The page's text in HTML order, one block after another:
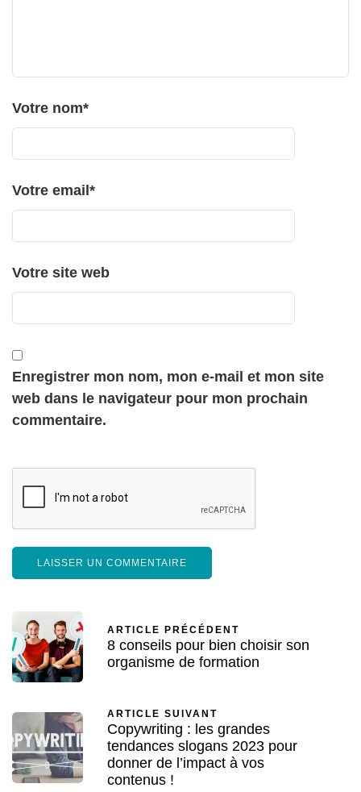
Votre nom*
Votre email*
Votre site web
Enregistrer mon nom, mon e-mail et mon site
web dans le navigateur pour mon prochain
commentaire.
ARTICLE PRÉCÉDENT
8 conseils pour bien choisir son
organisme de formation
ARTICLE SUIVANT
Copywriting : les grandes
tendances slogans 2023 pour
donner de l’impact à vos
contenus !